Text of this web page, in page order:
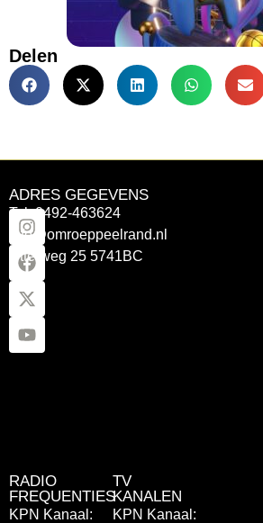
Delen
ADRES GEGEVENS
Tel: 0492-463624
info@omroeppeelrand.nl
Otterweg 25 5741BC
RADIO
FREQUENTIES
KPN Kanaal:
TV
KANALEN
KPN Kanaal: